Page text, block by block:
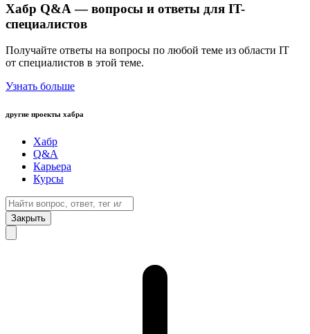
Хабр Q&A — вопросы и ответы для IT-
специалистов
Получайте ответы на вопросы по любой теме из области IT
от специалистов в этой теме.
Узнать больше
другие проекты хабра
Хабр
Q&A
Карьера
Курсы
Закрыть